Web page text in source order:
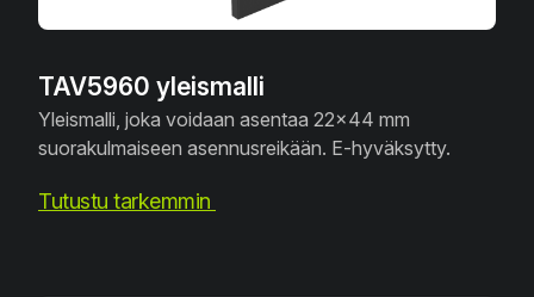
TAV5960 yleismalli
Yleismalli, joka voidaan asentaa 22x44 mm
suorakulmaiseen asennusreikään. E-hyväksytty.
Tutustu tarkemmin